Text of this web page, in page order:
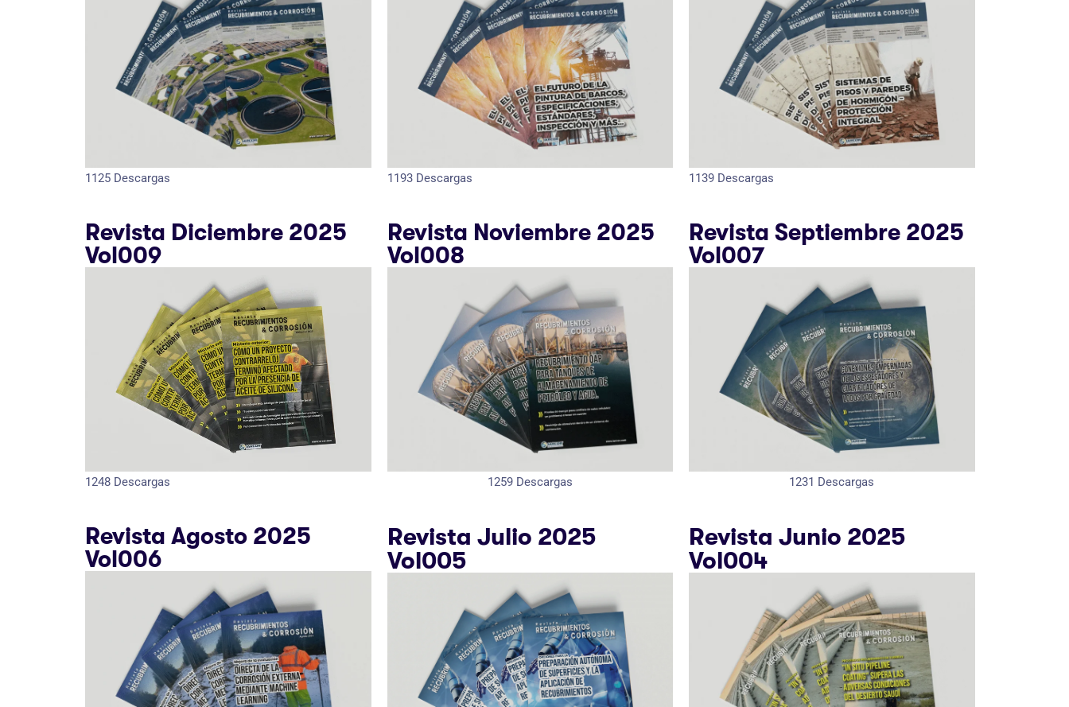
1125 Descargas 1193Descargas 1139 Descargas
Revista Diciembre 2025
Vol009
1248 Descargas
Revista Noviembre 2025
Vol008
1259Descargas
Revista Septiembre 2025
Vol007
1231 Descargas
Revista Agosto 2025
Vol006
Revista Julio 2025
Vol005
Revista Junio 2025
Vol004